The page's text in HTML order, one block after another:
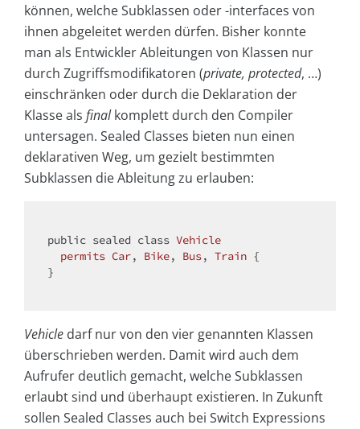
können, welche Subklassen oder -interfaces von
ihnen abgeleitet werden dürfen. Bisher konnte
man als Entwickler Ableitungen von Klassen nur
durch Zugriffsmodifikatoren (private, protected, …)
einschränken oder durch die Deklaration der
Klasse als finalkomplett durch den Compiler
untersagen. Sealed Classes bieten nun einen
deklarativen Weg, um gezielt bestimmten
Subklassen die Ableitung zu erlauben:
public sealed class Vehicle
permits Car, Bike, Bus, Train {
}
Vehicle darf nur von den vier genannten Klassen
überschrieben werden. Damit wird auch dem
Aufrufer deutlich gemacht, welche Subklassen
erlaubt sind und überhaupt existieren. In Zukunft
sollen Sealed Classes auch bei Switch Expressions